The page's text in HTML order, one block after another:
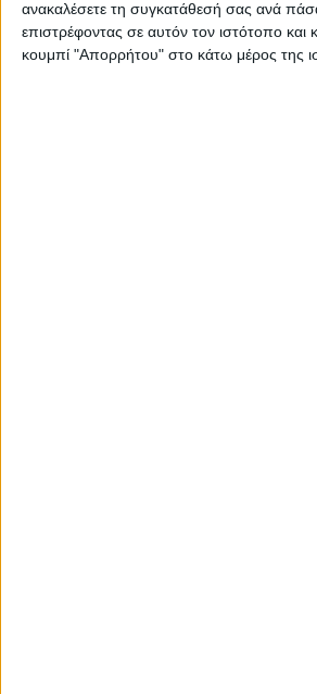
ανακαλέσετε τη συγκατάθεσή σας ανά
επιστρέφοντας σε αυτόν τον ιστότοπο και
κουμπί "Απορρήτου" στο κάτω μέρος της